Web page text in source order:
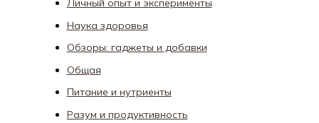
Личный опыт и эксперименты
Наука здоровья
Обзоры: гаджеты и добавки
Общая
Питание и нутриенты
Разум и продуктивность